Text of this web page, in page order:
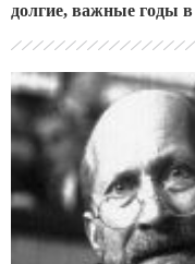
долгие, важные годы